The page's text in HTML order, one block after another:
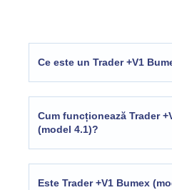
Ce este un Trader +V1
Cum funcționează Trader
(model 4.1)?
Este Trader +V1 Bumex